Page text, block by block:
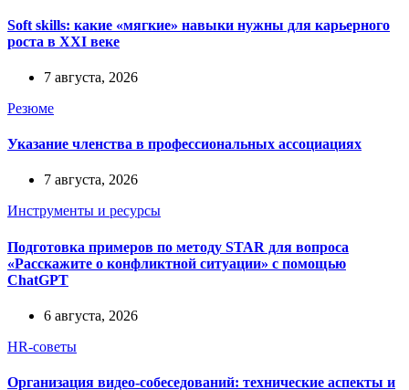
Soft skills: какие «мягкие» навыки нужны для карьерного
роста в XXI веке
7 августа, 2026
Резюме
Указание членства в профессиональных ассоциациях
7 августа, 2026
Инструменты и ресурсы
Подготовка примеров по методу STAR для вопроса
«Расскажите о конфликтной ситуации» с помощью
ChatGPT
6 августа, 2026
HR-советы
Организация видео-собеседований: технические аспекты и